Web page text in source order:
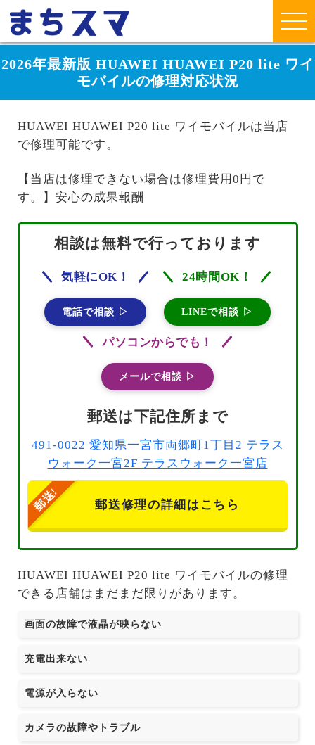
2026年最新版 HUAWEI HUAWEI P20 lite ワイ
モバイルの修理対応状況
HUAWEI HUAWEI P20 lite ワイモバイルは当店
で修理可能です。
【当店は修理できない場合は修理費用0円で
す。】安心の成果報酬
相談は無料で行っております
気軽にOK！
電話で相談 ▷
24時間OK！
LINEで相談 ▷
パソコンからでも！
メールで相談 ▷
郵送は下記住所まで
491-0022 愛知県一宮市両郷町1丁目2 テラス
ウォーク一宮2F テラスウォーク一宮店
郵送修理の詳細はこちら
HUAWEI HUAWEI P20 lite ワイモバイルの修理
できる店舗はまだまだ限りがあります。
画面の故障で液晶が映らない
充電出来ない
電源が入らない
カメラの故障やトラブル